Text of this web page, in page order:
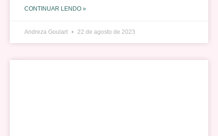
CONTINUAR LENDO »
Andreza Goulart 22 de agosto de 2023